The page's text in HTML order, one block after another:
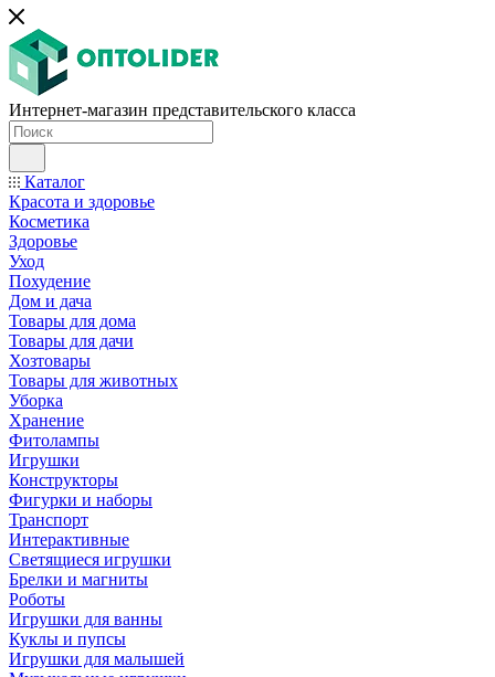
Интернет-магазин представительского класса
Каталог
Красота и здоровье
Косметика
Здоровье
Уход
Похудение
Дом и дача
Товары для дома
Товары для дачи
Хозтовары
Товары для животных
Уборка
Хранение
Фитолампы
Игрушки
Конструкторы
Фигурки и наборы
Транспорт
Интерактивные
Светящиеся игрушки
Брелки и магниты
Роботы
Игрушки для ванны
Куклы и пупсы
Игрушки для малышей